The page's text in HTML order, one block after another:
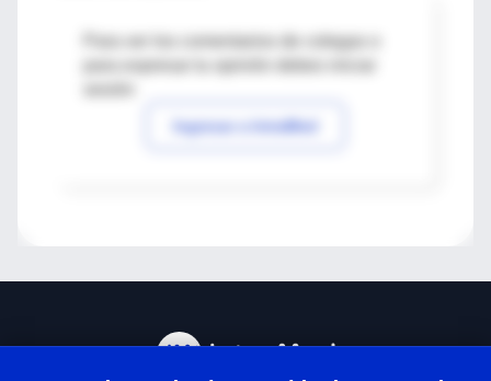
Para ver los comentarios de colegas o
Ingresar a IntraMed